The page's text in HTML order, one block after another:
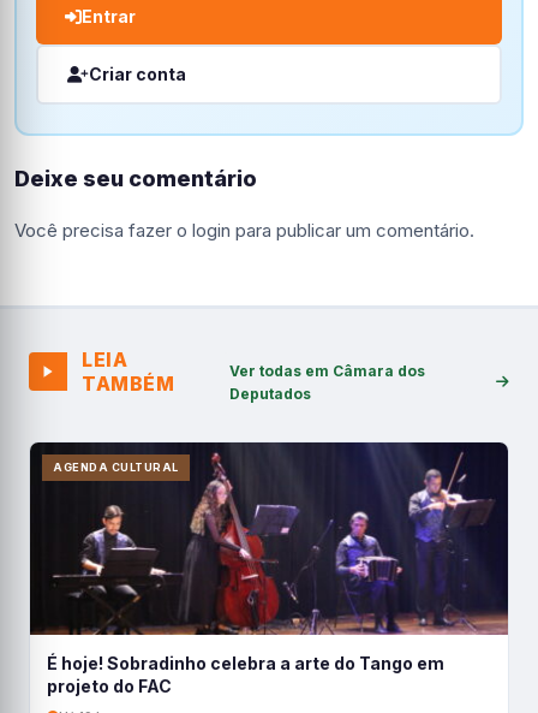
Entrar
Criar conta
Deixe seu comentário
Você precisa fazer o login para publicar um comentário.
LEIA
TAMBÉM
Ver todas em Câmara dos
Deputados
AGENDA CULTURAL
É hoje! Sobradinho celebra a arte do Tango em
projeto do FAC